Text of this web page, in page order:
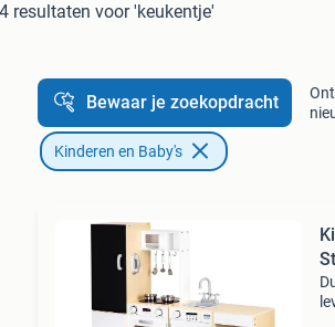
resultaten voor 'keukentje'
Bewaar je zoekopdracht
Kinderen en Baby's